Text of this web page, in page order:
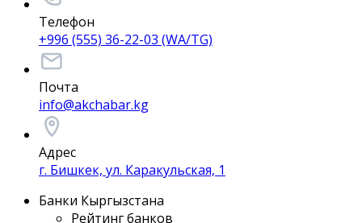
Телефон
+996 (555) 36-22-03 (WA/TG)
Почта
info@akchabar.kg
Адрес
г. Бишкек, ул. Каракульская, 1
Банки Кыргызстана
Рейтинг банков